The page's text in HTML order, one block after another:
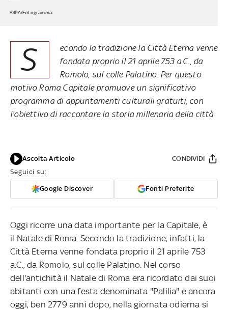
©IPA/Fotogramma
S
econdo la tradizione la Città Eterna venne
fondata proprio il 21 aprile 753 a.C., da
Romolo, sul colle Palatino. Per questo
motivo Roma Capitale promuove un significativo
programma di appuntamenti culturali gratuiti, con
l'obiettivo di raccontare la storia millenaria della città
Ascolta Articolo
Seguici su:
Google Discover Fonti Preferite
CONDIVIDI
Oggi ricorre una data importante per la Capitale, è
il Natale di Roma. Secondo la tradizione, infatti, la
Città Eterna venne fondata proprio il 21 aprile 753
a.C., da Romolo, sul colle Palatino. Nel corso
dell'antichità il Natale di Roma era ricordato dai suoi
abitanti con una festa denominata "Palilia" e ancora
oggi, ben 2779 anni dopo, nella giornata odierna si